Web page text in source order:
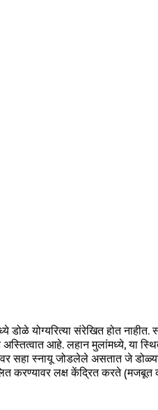
डोळे योग्यरित्या संरेखित होत
अस्तित्वात आहे. लहान मुलांमध्ये,
सहा स्नायू जोडलेले असतात जे
करण्यावर लक्ष केंद्रित करते